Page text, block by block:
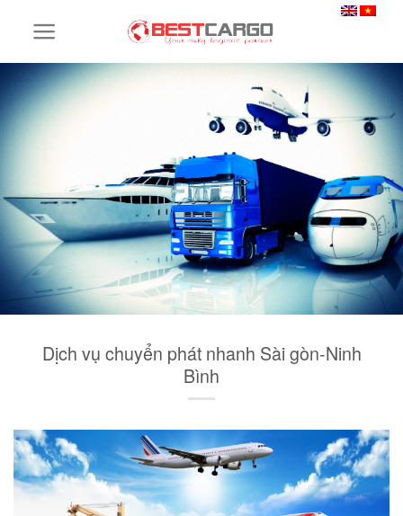
Dịch vụ chuyển phát nhanh Sài gòn-Ninh
Bình